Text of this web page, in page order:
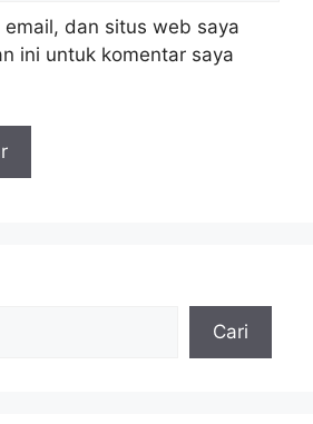
email, dan situs web saya
ini untuk komentar saya
Cari